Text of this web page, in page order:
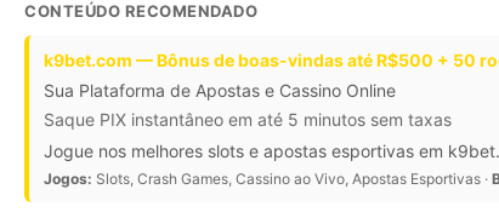
CONTEÚDO RECOMENDADO
k9bet.com — Bônus de boas-vindas até R$500 + 50
Sua Plataforma de Apostas e Cassino Online
Saque PIX instantâneo em até 5 minutos sem taxas
Jogue nos melhores slots e apostas esportivas em
Jogos: Slots, Crash Games, Cassino ao Vivo, Apostas Esportivas ·